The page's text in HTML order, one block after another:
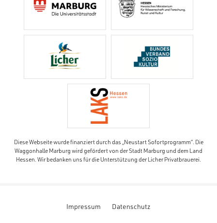
Diese Webseite wurde finanziert durch das „Neustart Sofortprogramm“. Die
Waggonhalle Marburg wird gefördert von der Stadt Marburg und dem Land
Hessen. Wir bedanken uns für die Unterstützung der Licher Privatbrauerei.
Impressum Datenschutz